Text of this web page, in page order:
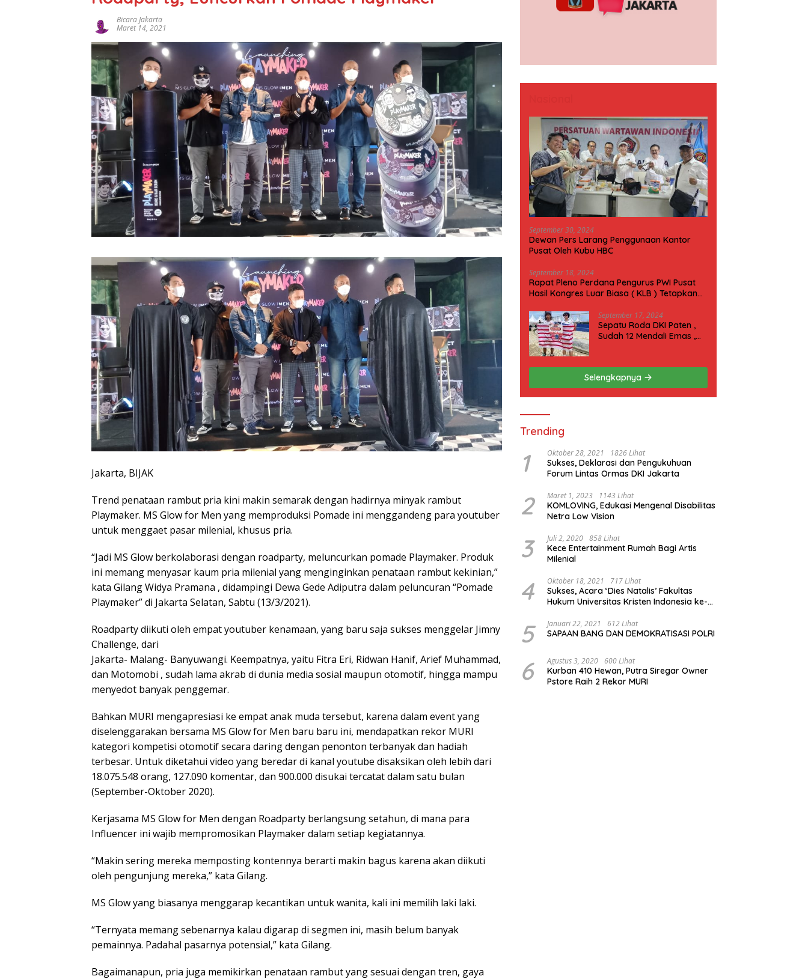
Bicara Jakarta
Maret 14, 2021
Jakarta, BIJAK
Trend penataan rambut pria kini makin semarak dengan hadirnya minyak rambut
Playmaker. MS Glow for Men yang memproduksi Pomade ini menggandeng para youtuber
untuk menggaet pasar milenial, khusus pria.
“Jadi MS Glow berkolaborasi dengan roadparty, meluncurkan pomade Playmaker. Produk
ini memang menyasar kaum pria milenial yang menginginkan penataan rambut kekinian,”
kata Gilang Widya Pramana , didampingi Dewa Gede Adiputra dalam peluncuran “Pomade
Playmaker” di Jakarta Selatan, Sabtu (13/3/2021).
Roadparty diikuti oleh empat youtuber kenamaan, yang baru saja sukses menggelar Jimny
Challenge, dari
Jakarta- Malang- Banyuwangi. Keempatnya, yaitu Fitra Eri, Ridwan Hanif, Arief Muhammad,
dan Motomobi , sudah lama akrab di dunia media sosial maupun otomotif, hingga mampu
menyedot banyak penggemar.
Bahkan MURI mengapresiasi ke empat anak muda tersebut, karena dalam event yang
diselenggarakan bersama MS Glow for Men baru baru ini, mendapatkan rekor MURI
kategori kompetisi otomotif secara daring dengan penonton terbanyak dan hadiah
terbesar. Untuk diketahui video yang beredar di kanal youtube disaksikan oleh lebih dari
18.075.548 orang, 127.090 komentar, dan 900.000 disukai tercatat dalam satu bulan
(September-Oktober 2020).
Kerjasama MS Glow for Men dengan Roadparty berlangsung setahun, di mana para
Influencer ini wajib mempromosikan Playmaker dalam setiap kegiatannya.
“Makin sering mereka memposting kontennya berarti makin bagus karena akan diikuti
oleh pengunjung mereka,” kata Gilang.
MS Glow yang biasanya menggarap kecantikan untuk wanita, kali ini memilih laki laki.
“Ternyata memang sebenarnya kalau digarap di segmen ini, masih belum banyak
pemainnya. Padahal pasarnya potensial,” kata Gilang.
Bagaimanapun, pria juga memikirkan penataan rambut yang sesuai dengan tren, gaya
September 30, 2024
Dewan Pers Larang Penggunaan Kantor
Pusat Oleh Kubu HBC
September 18, 2024
Rapat Pleno Perdana Pengurus PWI Pusat
Hasil Kongres Luar Biasa ( KLB ) Tetapkan
September 17, 2024
Sepatu Roda DKI Paten ,
Sudah 12 Mendali Emas ,
Selengkapnya
Trending
1 Oktober 28, 2021 1826 Lihat
Sukses, Deklarasi dan Pengukuhuan
Forum Lintas Ormas DKI Jakarta
2 Maret 1, 2023 1143 Lihat
KOMLOVING, Edukasi Mengenal Disabilitas
Netra Low Vision
3 Juli 2, 2020 858 Lihat
Kece Entertainment Rumah Bagi Artis
Milenial
4 Oktober 18, 2021 717 Lihat
Sukses, Acara ‘Dies Natalis’ Fakultas
Hukum Universitas Kristen Indonesia ke-
5 Januari 22, 2021 612 Lihat
SAPAAN BANG DAN DEMOKRATISASI POLRI
6 Agustus 3, 2020 600 Lihat
Kurban 410 Hewan, Putra Siregar Owner
Pstore Raih 2 Rekor MURI